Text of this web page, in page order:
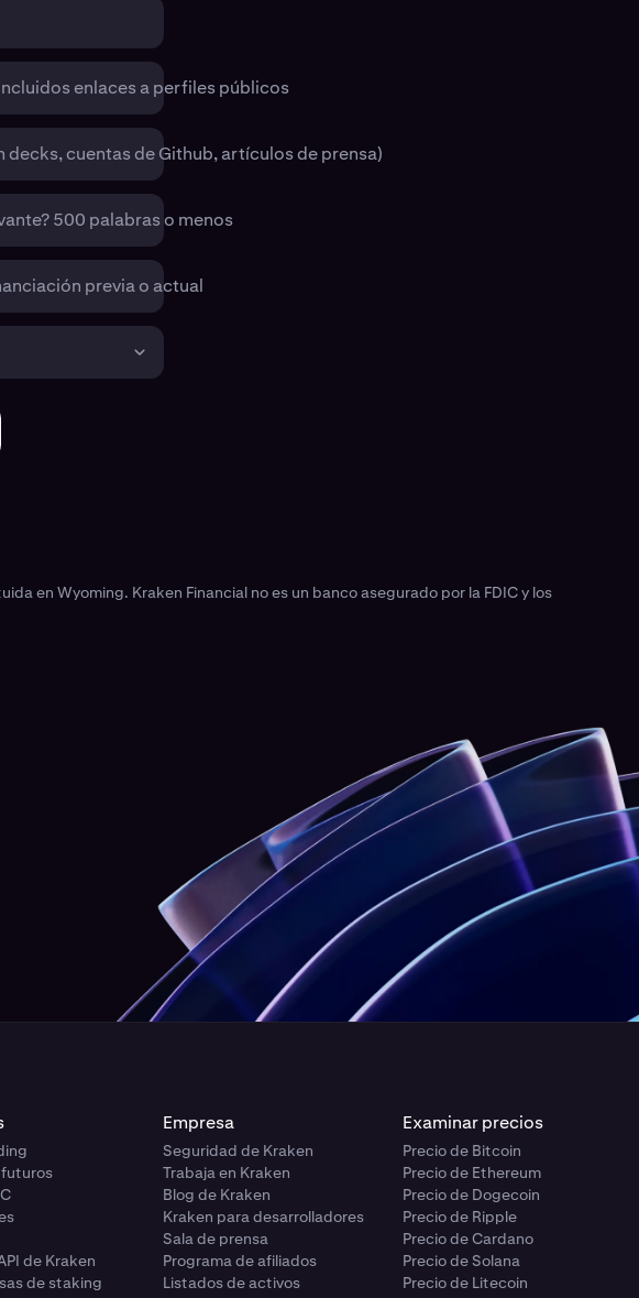
enlaces a perfiles públicos
cuentas de Github, artículos de prensa)
500 palabras o menos
previa o actual
en Wyoming. Kraken Financial no es un banco asegurado por la FDIC y los
de Kraken
de staking
Empresa
Seguridad de Kraken
Trabaja en Kraken
Blog de Kraken
Kraken para desarrolladores
Sala de prensa
Programa de afiliados
Listados de activos
Examinar precios
Precio de Bitcoin
Precio de Ethereum
Precio de Dogecoin
Precio de Ripple
Precio de Cardano
Precio de Solana
Precio de Litecoin